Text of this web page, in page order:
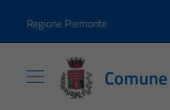
Regione Piemonte